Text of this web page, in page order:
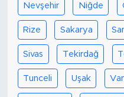
Nevşehir Niğde
Rize Sakarya
Sivas Tekirdağ
Tunceli Uşak